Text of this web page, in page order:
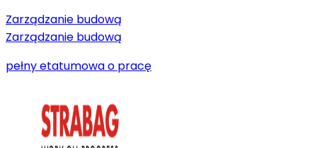
Zarządzanie budową
Zarządzanie budową
pełny etatumowa o pracę